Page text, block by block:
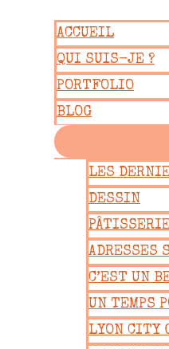
contenu
ACCUEIL
QUI SUIS-JE ?
PORTFOLIO
BLOG
LES
DESSIN
ADRESSES
C’EST UN
UN TEMPS
LYON CITY